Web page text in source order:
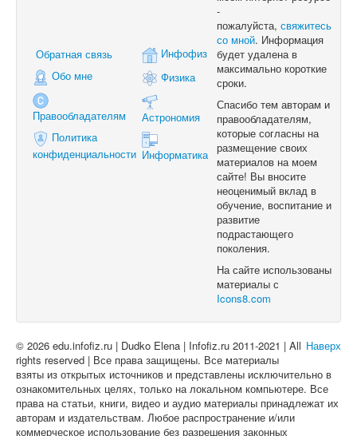
Обратная связь
Обо мне
Правообладателям
Политика
конфиденциальности
Инфофиз
Физика
Астрономия
Информатика
-
пожалуйста, свяжитесь
со мной. Информация
будет удалена в
максимально короткие
сроки.
Спасибо тем авторам и
правообладателям,
которые согласны на
размещение своих
материалов на моем
сайте! Вы вносите
неоценимый вклад в
обучение, воспитание и
развитие
подрастающего
поколения.
На сайте использованы
материалы с
Icons8.com
Наверх
© 2026 edu.infofiz.ru | Dudko Elena | Infofiz.ru 2011-2021 | All
rights reserved | Все права защищены. Все материалы
взяты из открытых источников и представлены исключительно в
ознакомительных целях, только на локальном компьютере. Все
права на статьи, книги, видео и аудио материалы принадлежат их
авторам и издательствам. Любое распространение и/или
коммерческое использование без разрешения законных